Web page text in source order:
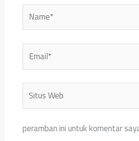
Name*
Email*
Situs
Web
peramban ini untuk komentar